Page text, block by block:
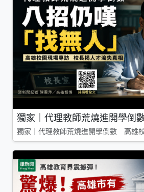
獨家｜代理教師荒燒進開學
獨家｜代理教師荒燒進開學倒數 高雄校